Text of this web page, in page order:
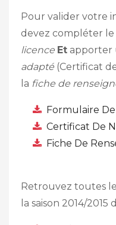
Pour valider votre
devez compléter le
licence Et apporter
adapté (Certificat
la fiche de
Formulaire
Certificat De
Fiche De
Retrouvez toutes
la saison 2014/